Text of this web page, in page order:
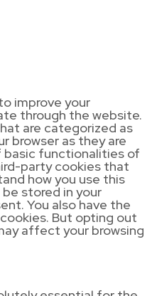
improve your
through the website.
are categorized as
browser as they are
basic functionalities of
party cookies that
how you use this
stored in your
You also have the
But opting out
affect your browsing